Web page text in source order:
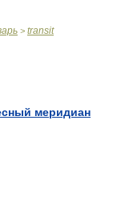
> transit
меридиан